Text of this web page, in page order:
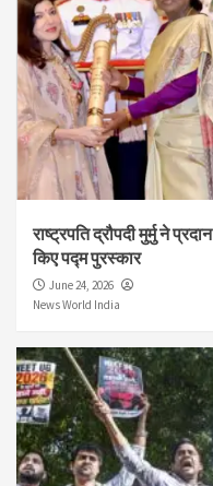
राष्ट्रपति द्रौपदी मुर्मु ने प्रदान
किए पद्म पुरस्कार
June 24, 2026
News World India